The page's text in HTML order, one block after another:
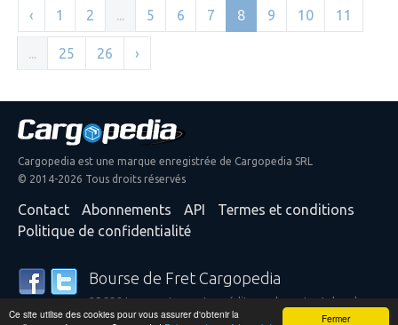
Fermer
Ce site utilise des cookies pour vous assurer d'obtenir la
‹ 1 2 ... 5 6 7 8 9 10 11
... 25 26 ›
Cargopedia est une marque enregistrée de Cargopedia SRL
© 2014-2026 Tous droits réservés
Contact Abonnements API
Termes et conditions
Politique de confidentialité
Bourse de Fret Cargopedia
25 338 transporteurs et expéditeurs de partout dans le
monde font confiance à nos services